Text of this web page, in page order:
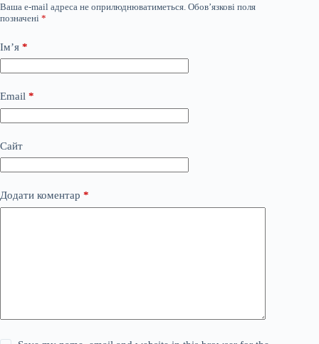
Ваша e-mail адреса не оприлюднюватиметься. Обов’язкові поля
позначені *
Ім’я *
Email *
Сайт
Додати коментар *